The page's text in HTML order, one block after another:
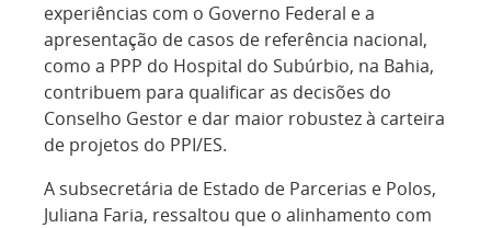
experiências com o Governo Federal e a
apresentação de casos de referência nacional,
como a PPP do Hospital do Subúrbio, na Bahia,
contribuem para qualificar as decisões do
Conselho Gestor e dar maior robustez à carteira
de projetos do PPI/ES.
A subsecretária de Estado de Parcerias e Polos,
Juliana Faria, ressaltou que o alinhamento com